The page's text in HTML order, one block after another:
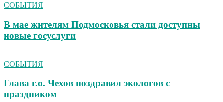
СОБЫТИЯ
В мае жителям Подмосковья стали доступны
новые госуслуги
СОБЫТИЯ
Глава г.о. Чехов поздравил экологов с
праздником